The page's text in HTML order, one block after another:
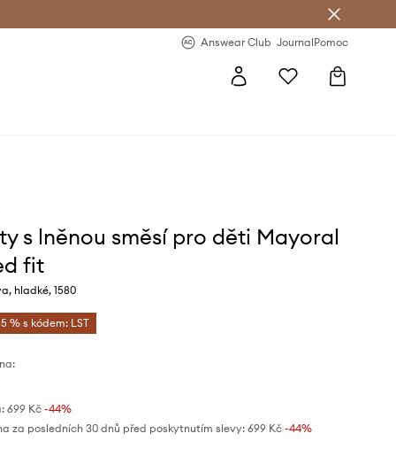
Answear Club JournalPomoc
s lněnou směsí pro děti Mayoral
fit
hladké, 1580
% s kódem: LST
699 Kč-44%
za posledních 30 dnů před poskytnutím slevy: 699 Kč -44%